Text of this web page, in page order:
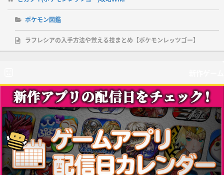
ポケモン図鑑
ラフレシアの入手方法や覚える技まとめ【ポケモンレッツゴー】